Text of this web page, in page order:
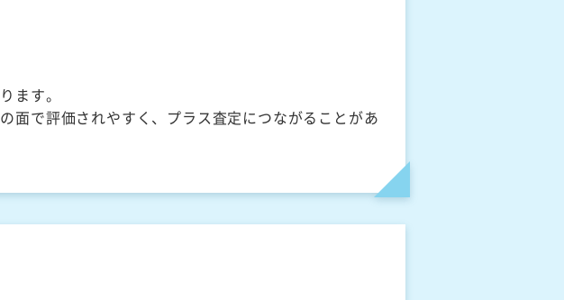
ます。
面で評価されやすく、プラス査定につながることがあ